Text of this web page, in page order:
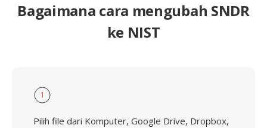
Bagaimana cara mengubah SNDR
ke NIST
1
Pilih file dari Komputer, Google Drive, Dropbox,